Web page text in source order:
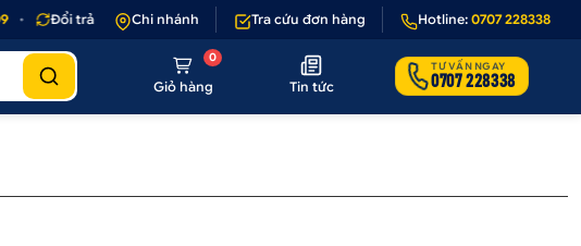
Đổi trả 1 - 1 nếu sản phẩm lỗi hoặc không đúng hình ảnh • Giảm 50.000₫ phí
Chi nhánh Tra cứu đơn hàng Hotline: 0707 228338
Giỏ hàng
0
Tin tức
TƯ VẤN NGAY
0707 228338